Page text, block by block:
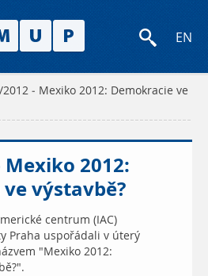
EN
- Mexiko 2012: Demokracie ve
2012:
výstavbě?
centrum (IAC)
Praha uspořádali v úterý
"Mexiko 2012: